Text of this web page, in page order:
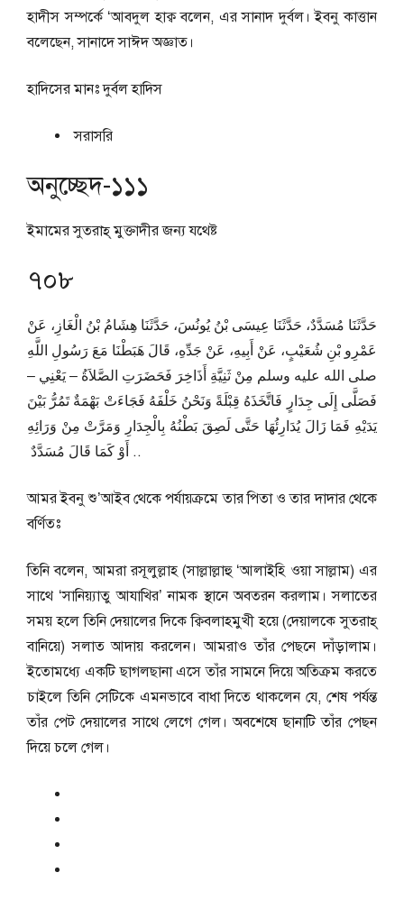
হাদীস সম্পর্কে ‘আবদুল হাক্ব বলেন, এর সানাদ দুর্বল। ইবনু কাত্তান
বলেছেন, সানাদে সাঈদ অজ্ঞাত।
হাদিসের মানঃদুর্বল হাদিস
সরাসরি
অনুচ্ছেদ-১১১
ইমামের সুতরাহ্‌ মুক্তাদীর জন্য যথেষ্ট
৭০৮
حَدَّثَنَا مُسَدَّدٌ، حَدَّثَنَا عِيسَى بْنُ يُونُسَ، حَدَّثَنَا هِشَامُ بْنُ الْغَازِ، عَنْ
عَمْرِو بْنِ شُعَيْبٍ، عَنْ أَبِيهِ، عَنْ جَدِّهِ، قَالَ هَبَطْنَا مَعَ رَسُولِ اللَّهِ
صلى الله عليه وسلم مِنْ ثَنِيَّةِ أَذَاخِرَ فَحَضَرَتِ الصَّلاَةُ – يَعْنِي –
فَصَلَّى إِلَى جِدَارٍ فَاتَّخَذَهُ قِبْلَةً وَنَحْنُ خَلْفَهُ فَجَاءَتْ بَهْمَةٌ تَمُرُّ بَيْنَ
يَدَيْهِ فَمَا زَالَ يُدَارِئُهَا حَتَّى لَصِقَ بَطْنُهُ بِالْجِدَارِ وَمَرَّتْ مِنْ وَرَائِهِ
‏.‏ أَوْ كَمَا قَالَ مُسَدَّدٌ ‏.
আমর ইবনু শু’আইব থেকে পর্যায়ক্রমে তার পিতা ও তার দাদার থেকে
বর্ণিতঃ
তিনি বলেন, আমরা রসূলুল্লাহ (সাল্লাল্লাহু ‘আলাইহি ওয়া সাল্লাম) এর
সাথে ‘সানিয়্যাতু আযাখির’ নামক স্থানে অবতরন করলাম। সলাতের
সময় হলে তিনি দেয়ালের দিকে ক্বিবলাহমুখী হয়ে (দেয়ালকে সুতরাহ্‌
বানিয়ে) সলাত আদায় করলেন। আমরাও তাঁর পেছনে দাঁড়ালাম।
ইতোমধ্যে একটি ছাগলছানা এসে তাঁর সামনে দিয়ে অতিক্রম করতে
চাইলে তিনি সেটিকে এমনভাবে বাধা দিতে থাকলেন যে, শেষ পর্যন্ত
তাঁর পেট দেয়ালের সাথে লেগে গেল। অবশেষে ছানাটি তাঁর পেছন
দিয়ে চলে গেল।